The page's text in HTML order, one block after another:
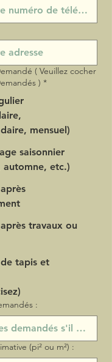
( Veuillez cocher
) *
mensuel)
saisonnier
automne, etc.)
travaux ou
tapis et
:
(pi² ou m²) :